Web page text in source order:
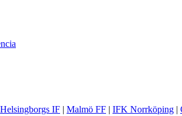
Helsingborgs IF | Malmö FF | IFK Norrköping |